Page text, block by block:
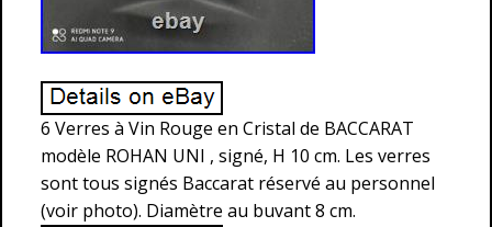
6 Verres à Vin Rouge en Cristal de BACCARAT
modèle ROHAN UNI , signé, H 10 cm. Les verres
sont tous signés Baccarat réservé au personnel
(voir photo). Diamètre au buvant 8 cm.